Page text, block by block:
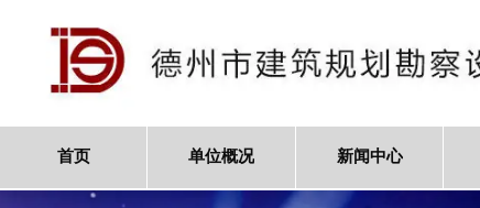
首页 单位概况 新闻中心